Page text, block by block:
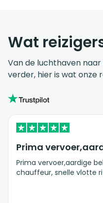
Wat
Van de luchthaven
verder, hier is wat onze
Prima vervoer,aardige
chauffeur, snelle vlotte